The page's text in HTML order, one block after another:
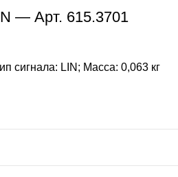
— Арт. 615.3701
сигнала: LIN; Масса: 0,063 кг